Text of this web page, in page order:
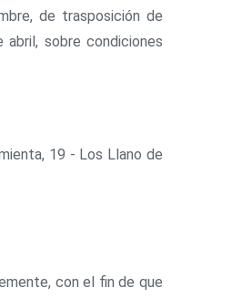
de trasposición de
sobre condiciones
19 - Los Llano de
con el fin de que